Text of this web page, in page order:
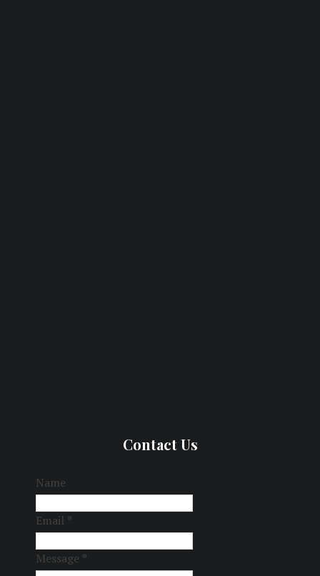
Contact Us
Name
Email *
Message *